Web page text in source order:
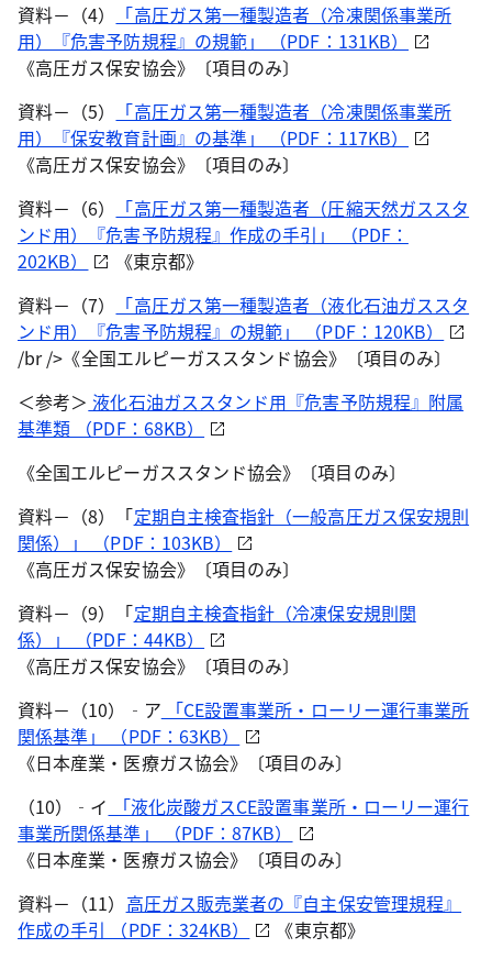
資料－（4）
「高圧ガス第一種製造者（冷凍関係事業所
用）『危害予防規程』の規範」 （PDF：131KB）
《高圧ガス保安協会》〔項目のみ〕
資料－（5）
「高圧ガス第一種製造者（冷凍関係事業所
用）『保安教育計画』の基準」 （PDF：117KB）
《高圧ガス保安協会》〔項目のみ〕
資料－（6）
「高圧ガス第一種製造者（圧縮天然ガススタ
ンド用）『危害予防規程』作成の手引」 （PDF：
202KB）
《東京都》
資料－（7）
「高圧ガス第一種製造者（液化石油ガススタ
ンド用）『危害予防規程』の規範」 （PDF：120KB）
/br />《全国エルピーガススタンド協会》〔項目のみ〕
＜参考＞ 液化石油ガススタンド用『危害予防規程』附属
基準類 （PDF：68KB）
《全国エルピーガススタンド協会》〔項目のみ〕
資料－（8）「定期自主検査指針（一般高圧ガス保安規則
関係）」 （PDF：103KB）
《高圧ガス保安協会》〔項目のみ〕
資料－（9）「定期自主検査指針（冷凍保安規則関
係）」 （PDF：44KB）
《高圧ガス保安協会》〔項目のみ〕
資料－（10）‐ア 「CE設置事業所・ローリー運行事業所
関係基準」 （PDF：63KB）
《日本産業・医療ガス協会》〔項目のみ〕
（10）‐イ
「液化炭酸ガスCE設置事業所・ローリー運行
事業所関係基準」 （PDF：87KB）
《日本産業・医療ガス協会》〔項目のみ〕
資料－（11） 高圧ガス販売業者の『自主保安管理規程』
作成の手引 （PDF：324KB）
《東京都》